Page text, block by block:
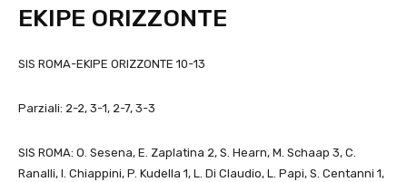
EKIPE ORIZZONTE
SIS ROMA-EKIPE ORIZZONTE 10-13
Parziali: 2-2, 3-1, 2-7, 3-3
SIS ROMA: O. Sesena, E. Zaplatina 2, S. Hearn, M. Schaap 3, C.
Ranalli, I. Chiappini, P. Kudella 1, L. Di Claudio, L. Papi, S. Centanni 1,